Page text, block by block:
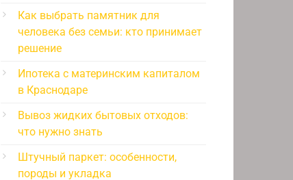
Как выбрать памятник для
человека без семьи: кто принимает
решение
Ипотека с материнским капиталом
в Краснодаре
Вывоз жидких бытовых отходов:
что нужно знать
Штучный паркет: особенности,
породы и укладка